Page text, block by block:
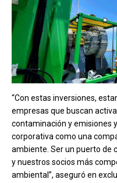
“Con estas inversiones,
empresas que buscan
contaminación y emisiones
corporativa como una
ambiente. Ser un puerto de
y nuestros socios más
ambiental”, aseguró en